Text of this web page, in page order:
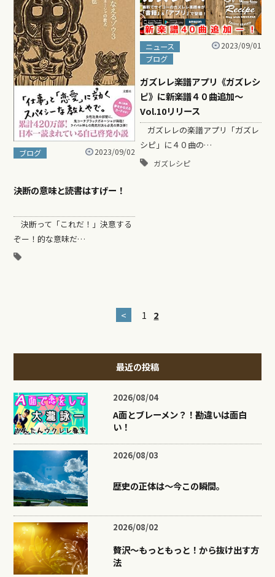
ブログ 2023/09/02
決断の意味と読書はすげー！
決断って「これだ！」決意する
ぞー！的な意味だ…
ニュース
ブログ
2023/09/01
ガズレレ楽譜アプリ《ガズレシ
ピ》に新楽譜４０曲追加〜
Vol.10リリース
ガズレレの楽譜アプリ「ガズレ
シピ」に４０曲の…
ガズレシピ
< 1 2
最近の投稿
2026/08/04
A面とブレーメン？！勘違いは面白
い！
2026/08/03
歴史の正体は〜今この瞬間。
2026/08/02
贅沢〜もっともっと！から抜け出す方
法